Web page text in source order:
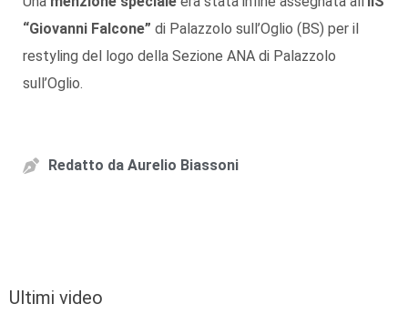
“Giovanni Falcone” di Palazzolo sull’Oglio (BS) per il
restyling del logo della Sezione ANA di Palazzolo
sull’Oglio.
Redatto da Aurelio Biassoni
Ultimi video